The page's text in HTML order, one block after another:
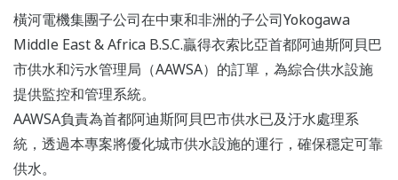
橫河電機集團子公司在中東和非洲的子公司Yokogawa
Middle East & Africa B.S.C.贏得衣索比亞首都阿迪斯阿貝巴
市供水和污水管理局（AAWSA）的訂單，為綜合供水設施
提供監控和管理系統。
AAWSA負責為首都阿迪斯阿貝巴市供水已及汙水處理系
統，透過本專案將優化城市供水設施的運行，確保穩定可靠
供水。